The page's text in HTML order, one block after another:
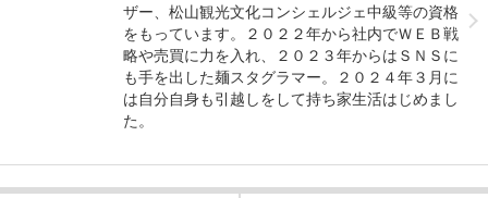
ザー、松山観光文化コンシェルジェ中級等の資格
をもっています。２０２２年から社内でＷＥＢ戦
略や売買に力を入れ、２０２３年からはＳＮＳに
も手を出した麺スタグラマー。２０２４年３月に
は自分自身も引越しをして持ち家生活はじめまし
た。